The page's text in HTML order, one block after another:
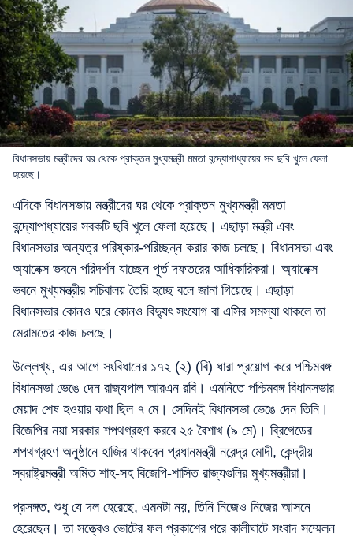
বিধানসভায় মন্ত্রীদের ঘর থেকে প্রাক্তন মুখ্যমন্ত্রী মমতা বন্দ্যোপাধ্যায়ের সব ছবি খুলে ফেলা
হয়েছে।
এদিকে বিধানসভায় মন্ত্রীদের ঘর থেকে প্রাক্তন মুখ্যমন্ত্রী মমতা
বন্দ্যোপাধ্যায়ের সবকটি ছবি খুলে ফেলা হয়েছে। এছাড়া মন্ত্রী এবং
বিধানসভার অন্যত্র পরিষ্কার-পরিচ্ছন্ন করার কাজ চলছে। বিধানসভা এবং
অ্যানেক্স ভবনে পরিদর্শন যাচ্ছেন পূর্ত দফতরের আধিকারিকরা। অ্যানেক্স
ভবনে মুখ্যমন্ত্রীর সচিবালয় তৈরি হচ্ছে বলে জানা গিয়েছে। এছাড়া
বিধানসভার কোনও ঘরে কোনও বিদ্যুৎ সংযোগ বা এসির সমস্যা থাকলে তা
মেরামতের কাজ চলছে।
উল্লেখ্য, এর আগে সংবিধানের ১৭২ (২) (বি) ধারা প্রয়োগ করে পশ্চিমবঙ্গ
বিধানসভা ভেঙে দেন রাজ্যপাল আরএন রবি। এমনিতে পশ্চিমবঙ্গ বিধানসভার
মেয়াদ শেষ হওয়ার কথা ছিল ৭ মে। সেদিনই বিধানসভা ভেঙে দেন তিনি।
বিজেপির নয়া সরকার শপথগ্রহণ করবে ২৫ বৈশাখ (৯ মে)। ব্রিগেডের
শপথগ্রহণ অনুষ্ঠানে হাজির থাকবেন প্রধানমন্ত্রী নরেন্দ্র মোদী, কেন্দ্রীয়
স্বরাষ্ট্রমন্ত্রী অমিত শাহ-সহ বিজেপি-শাসিত রাজ্যগুলির মুখ্যমন্ত্রীরা।
প্রসঙ্গত, শুধু যে দল হেরেছে, এমনটা নয়, তিনি নিজেও নিজের আসনে
হেরেছেন। তা সত্ত্বেও ভোটের ফল প্রকাশের পরে কালীঘাটে সংবাদ সম্মেলন